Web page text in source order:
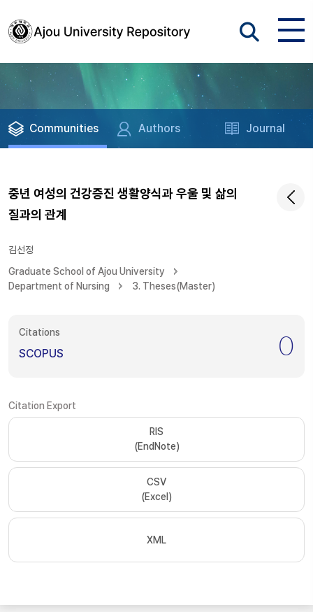
Communities Authors Journal
중년 여성의 건강증진 생활양식과 우울 및 삶의
질과의 관계
김선정
Graduate School of Ajou University
Department of Nursing
3. Theses(Master)
Citations
SCOPUS 0
Citation Export
RIS
(EndNote)
CSV
(Excel)
XML